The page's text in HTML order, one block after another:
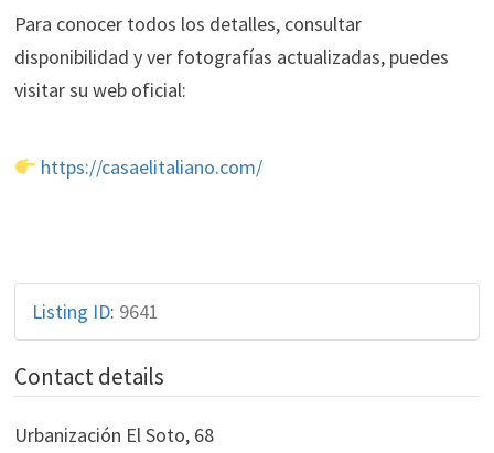
Para conocer todos los detalles, consultar
disponibilidad y ver fotografías actualizadas, puedes
visitar su web oficial:
https://casaelitaliano.com/
Listing ID: 9641
Contact details
Urbanización El Soto, 68